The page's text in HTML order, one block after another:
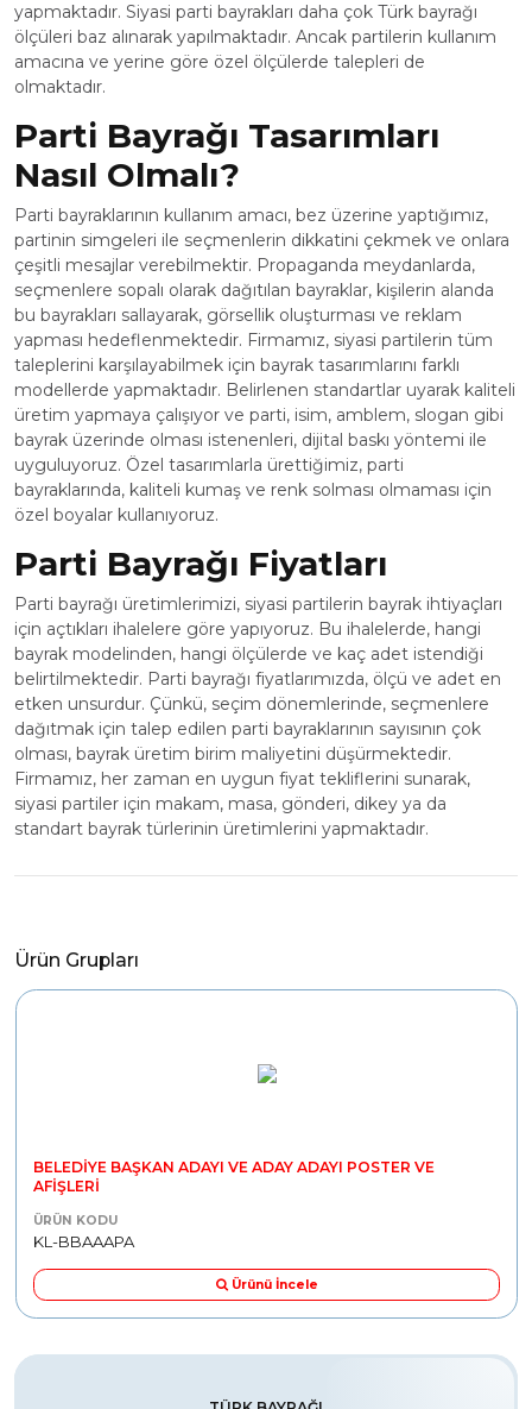
yapmaktadır. Siyasi parti bayrakları daha çok Türk bayrağı
ölçüleri baz alınarak yapılmaktadır. Ancak partilerin kullanım
amacına ve yerine göre özel ölçülerde talepleri de
olmaktadır.
Parti Bayrağı Tasarımları
Nasıl Olmalı?
Parti bayraklarının kullanım amacı, bez üzerine yaptığımız,
partinin simgeleri ile seçmenlerin dikkatini çekmek ve onlara
çeşitli mesajlar verebilmektir. Propaganda meydanlarda,
seçmenlere sopalı olarak dağıtılan bayraklar, kişilerin alanda
bu bayrakları sallayarak, görsellik oluşturması ve reklam
yapması hedeflenmektedir. Firmamız, siyasi partilerin tüm
taleplerini karşılayabilmek için bayrak tasarımlarını farklı
modellerde yapmaktadır. Belirlenen standartlar uyarak kaliteli
üretim yapmaya çalışıyor ve parti, isim, amblem, slogan gibi
bayrak üzerinde olması istenenleri, dijital baskı yöntemi ile
uyguluyoruz. Özel tasarımlarla ürettiğimiz, parti
bayraklarında, kaliteli kumaş ve renk solması olmaması için
özel boyalar kullanıyoruz.
Parti Bayrağı Fiyatları
Parti bayrağı üretimlerimizi, siyasi partilerin bayrak ihtiyaçları
için açtıkları ihalelere göre yapıyoruz. Bu ihalelerde, hangi
bayrak modelinden, hangi ölçülerde ve kaç adet istendiği
belirtilmektedir. Parti bayrağı fiyatlarımızda, ölçü ve adet en
etken unsurdur. Çünkü, seçim dönemlerinde, seçmenlere
dağıtmak için talep edilen parti bayraklarının sayısının çok
olması, bayrak üretim birim maliyetini düşürmektedir.
Firmamız, her zaman en uygun fiyat tekliflerini sunarak,
siyasi partiler için makam, masa, gönderi, dikey ya da
standart bayrak türlerinin üretimlerini yapmaktadır.
Ürün Grupları
BELEDİYE BAŞKAN ADAYI VE ADAY ADAYI POSTER VE
AFİŞLERİ
ÜRÜN KODU
KL-BBAAAPA
Ürünü İncele